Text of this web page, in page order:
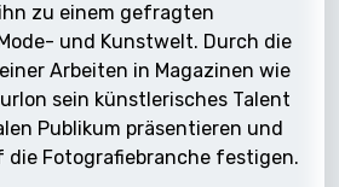
zu einem gefragten
und Kunstwelt. Durch die
Arbeiten in Magazinen wie
sein künstlerisches Talent
Publikum präsentieren und
die Fotografiebranche festigen.